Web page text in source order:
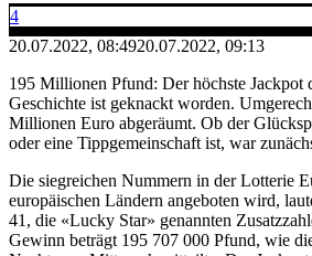
4
20.07.2022, 08:4920.07.2022, 09:13
195 Millionen Pfund: Der höchste Jackpot
Geschichte ist geknackt worden.
Millionen Euro abgeräumt. Ob der
oder eine Tippgemeinschaft ist, war
Die siegreichen Nummern in der Lotterie
europäischen Ländern angeboten wird,
41, die «Lucky Star» genannten
Gewinn beträgt 195 707 000 Pfund, wie